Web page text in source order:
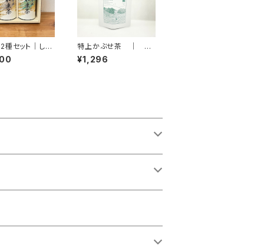
種セット｜しら
特上かぶせ茶 ｜ 湊
製茶
¥1,296